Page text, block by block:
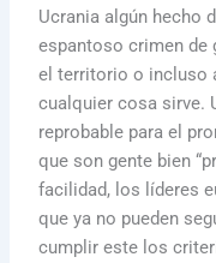
Ucrania algún hecho
espantoso crimen de
el territorio o incluso
cualquier cosa sirve.
reprobable para el
que son gente bien
facilidad, los líderes
que ya no pueden
cumplir este los